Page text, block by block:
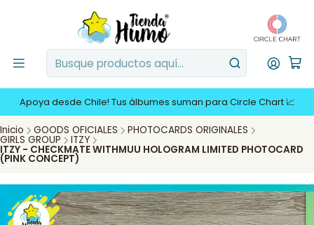
Apoya desde Chile! Tus álbumes suman para Circle Chart 📈
Inicio GOODS OFICIALES PHOTOCARDS ORIGINALES
GIRLS GROUP ITZY
ITZY - CHECKMATE WITHMUU HOLOGRAM LIMITED PHOTOCARD
(PINK CONCEPT)